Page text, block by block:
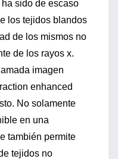
sido de escaso
los tejidos blandos
de los mismos no
de los rayos x.
imagen
enhanced
No solamente
en una
también permite
tejidos no